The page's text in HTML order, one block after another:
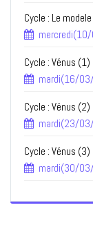
Cycle : Le
Cycle : Vénus (1)
mardi(16/
Cycle : Vénus (2)
mardi(23/
Cycle : Vénus (3)
mardi(30/